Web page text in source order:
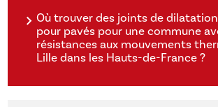
Où trouver des joints de
pour pavés pour une commune
résistances aux mouvements
Lille dans les Hauts-de-France ?